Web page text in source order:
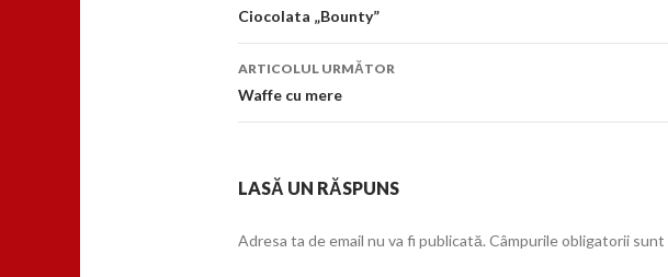
în
articol
Ciocolata „Bounty”
ARTICOLUL URMĂTOR
Waffe cu mere
LASĂ UN RĂSPUNS
Adresa ta de email nu va fi publicată. Câmpurile obligatorii sunt